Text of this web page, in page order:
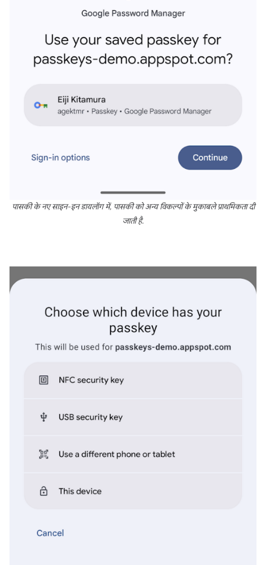
पासकी के नए साइन-इन डायलॉग में, पासकी को अन्य विकल्पों के मुकाबले प्राथमिकता दी
जाती है.